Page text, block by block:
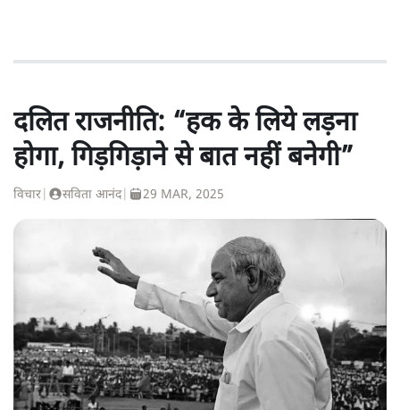
दलित राजनीति: “हक के लिये लड़ना
होगा, गिड़गिड़ाने से बात नहीं बनेगी”
विचार सविता आनंद| 29 MAR, 2025